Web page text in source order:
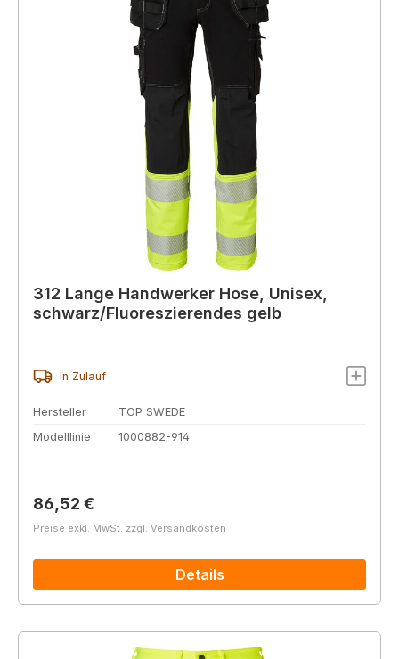
312 Lange Handwerker Hose, Unisex,
schwarz/Fluoreszierendes gelb
In Zulauf
Hersteller
TOP SWEDE
Modelllinie
1000882-914
Regulärer Preis:
86,52 €
Preise exkl. MwSt. zzgl. Versandkosten
Details